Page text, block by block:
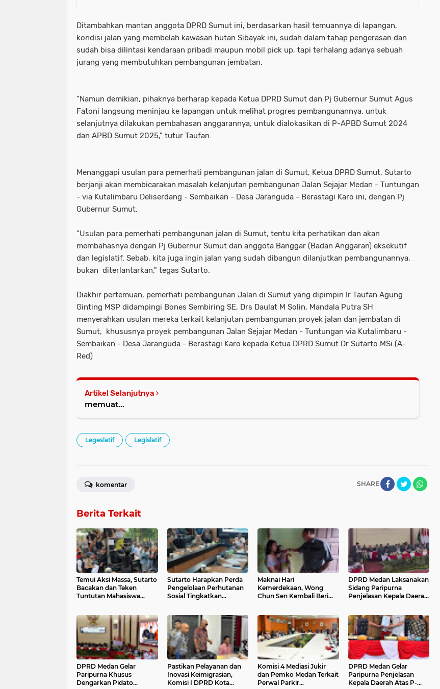
Ditambahkan mantan anggota DPRD Sumut ini, berdasarkan hasil temuannya di lapangan,
kondisi jalan yang membelah kawasan hutan Sibayak ini, sudah dalam tahap pengerasan dan
sudah bisa dilintasi kendaraan pribadi maupun mobil pick up, tapi terhalang adanya sebuah
jurang yang membutuhkan pembangunan jembatan.
"Namun demikian, pihaknya berharap kepada Ketua DPRD Sumut dan Pj Gubernur Sumut Agus
Fatoni langsung meninjau ke lapangan untuk melihat progres pembangunannya, untuk
selanjutnya dilakukan pembahasan anggarannya, untuk dialokasikan di P-APBD Sumut 2024
dan APBD Sumut 2025," tutur Taufan.
Menanggapi usulan para pemerhati pembangunan jalan di Sumut, Ketua DPRD Sumut, Sutarto
berjanji akan membicarakan masalah kelanjutan pembangunan Jalan Sejajar Medan - Tuntungan
- via Kutalimbaru Deliserdang - Sembaikan - Desa Jaranguda - Berastagi Karo ini, dengan Pj
Gubernur Sumut.
"Usulan para pemerhati pembangunan jalan di Sumut, tentu kita perhatikan dan akan
membahasnya dengan Pj Gubernur Sumut dan anggota Banggar (Badan Anggaran) eksekutif
dan legislatif. Sebab, kita juga ingin jalan yang sudah dibangun dilanjutkan pembangunannya,
bukan diterlantarkan," tegas Sutarto.
Diakhir pertemuan, pemerhati pembangunan Jalan di Sumut yang dipimpin Ir Taufan Agung
Ginting MSP didampingi Bones Sembiring SE, Drs Daulat M Solin, Mandala Putra SH
menyerahkan usulan mereka terkait kelanjutan pembangunan proyek jalan dan jembatan di
Sumut, khususnya proyek pembangunan Jalan Sejajar Medan - Tuntungan via Kutalimbaru -
Sembaikan - Desa Jaranguda - Berastagi Karo kepada Ketua DPRD Sumut Dr Sutarto MSi.(A-
Red)
Artikel Selanjutnya
memuat...
Legeslatif Legislatif
SHARE
komentar
Berita Terkait
Temui Aksi Massa, Sutarto
Bacakan dan Teken
Tuntutan Mahasiswa
Sutarto Harapkan Perda
Pengelolaan Perhutanan
Sosial Tingkatkan
Maknai Hari
Kemerdekaan, Wong
Chun Sen Kembali Beri
DPRD Medan Laksanakan
Sidang Paripurna
Penjelasan Kepala Daerah
DPRD Medan Gelar
Paripurna Khusus
Dengarkan Pidato
Pastikan Pelayanan dan
Inovasi Keimigrasian,
Komisi I DPRD Kota
Komisi 4 Mediasi Jukir
dan Pemko Medan Terkait
Perwal Parkir
DPRD Medan Gelar
Paripurna Penjelasan
Kepala Daerah Atas P-